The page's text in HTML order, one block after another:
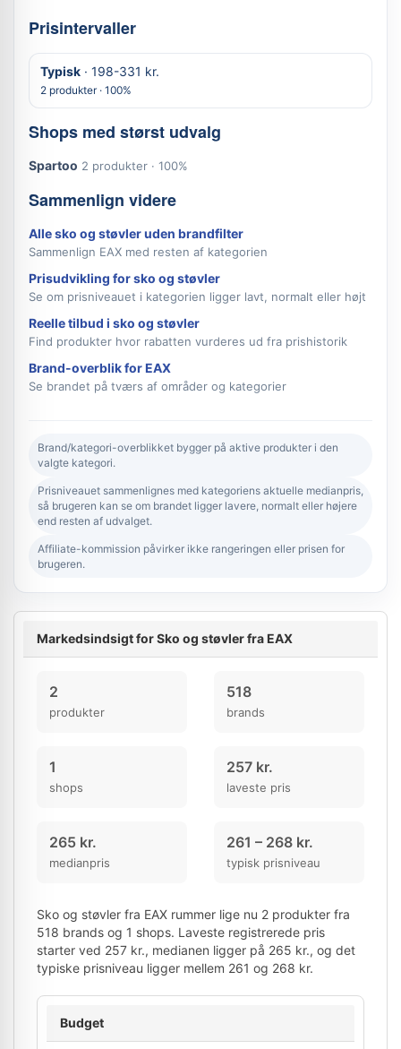
Prisintervaller
Typisk · 198-331 kr.
2 produkter · 100%
Shops med størst udvalg
Spartoo 2 produkter · 100%
Sammenlign videre
Alle sko og støvler uden brandfilter
Sammenlign EAX med resten af kategorien
Prisudvikling for sko og støvler
Se om prisniveauet i kategorien ligger lavt, normalt eller højt
Reelle tilbud i sko og støvler
Find produkter hvor rabatten vurderes ud fra prishistorik
Brand-overblik for EAX
Se brandet på tværs af områder og kategorier
Brand/kategori-overblikket bygger på aktive produkter i den
valgte kategori.
Prisniveauet sammenlignes med kategoriens aktuelle medianpris,
så brugeren kan se om brandet ligger lavere, normalt eller højere
end resten af udvalget.
Affiliate-kommission påvirker ikke rangeringen eller prisen for
brugeren.
Markedsindsigt for Sko og støvler fra EAX
2
produkter
518
brands
1
shops
257 kr.
laveste pris
265 kr.
medianpris
261 – 268 kr.
typisk prisniveau
Sko og støvler fra EAX rummer lige nu 2 produkter fra
518 brands og 1 shops. Laveste registrerede pris
starter ved 257 kr., medianen ligger på 265 kr., og det
typiske prisniveau ligger mellem 261 og 268 kr.
Budget